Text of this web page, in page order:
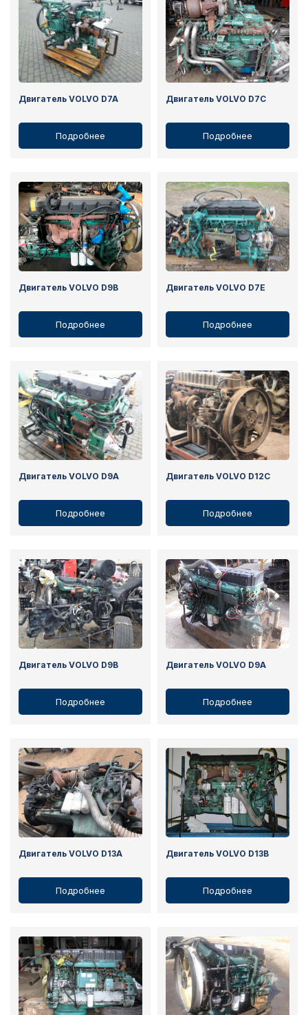
Двигатель VOLVO D7A
Подробнее
Двигатель VOLVO D7C
Подробнее
Двигатель VOLVO D9B
Подробнее
Двигатель VOLVO D7E
Подробнее
Двигатель VOLVO D9A
Подробнее
Двигатель VOLVO D12C
Подробнее
Двигатель VOLVO D9B
Подробнее
Двигатель VOLVO D9A
Подробнее
Двигатель VOLVO D13A
Подробнее
Двигатель VOLVO D13B
Подробнее